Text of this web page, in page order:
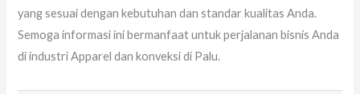
yang sesuai dengan kebutuhan dan standar kualitas Anda.
Semoga informasi ini bermanfaat untuk perjalanan bisnis Anda
di industri Apparel dan konveksi di Palu.